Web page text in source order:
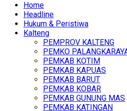
Home
Headline
Hukum & Peristiwa
Kalteng
PEMPROV KALTENG
PEMKO
PEMKAB KOTIM
PEMKAB KAPUAS
PEMKAB BARUT
PEMKAB KOBAR
PEMKAB GUNUNG MAS
PEMKAB KATINGAN